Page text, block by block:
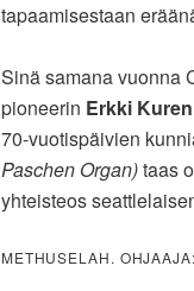
tapaamisestaan
Sinä samana vuonna
pioneerin Erkki
70-vuotispäivien
Paschen Organ)taas
yhteisteos
METHUSELAH.